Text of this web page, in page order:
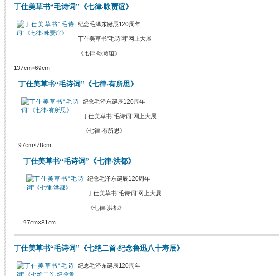
丁仕美草书“毛诗词”《七律·咏贾谊》
纪念毛泽东诞辰120周年
丁仕美草书“毛诗词”网上大展
《七律·咏贾谊》
137cm×69cm
丁仕美草书“毛诗词”《七律·有所思》
纪念毛泽东诞辰120周年
丁仕美草书“毛诗词”网上大展
《七律·有所思》
97cm×78cm
丁仕美草书“毛诗词”《七律·洪都》
纪念毛泽东诞辰120周年
丁仕美草书“毛诗词”网上大展
《七律·洪都》
97cm×81cm
丁仕美草书“毛诗词”《七绝二首·纪念鲁迅八十寿辰》
纪念毛泽东诞辰120周年